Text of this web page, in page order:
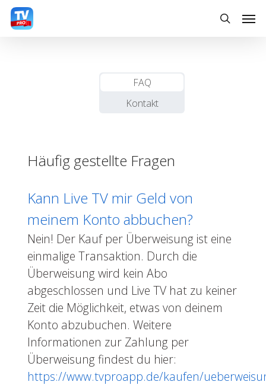
Skip
search
FAQ
Kontakt
Häufig gestellte Fragen
Kann Live TV mir Geld von
meinem Konto abbuchen?
Nein! Der Kauf per Überweisung ist eine
einmalige Transaktion. Durch die
Überweisung wird kein Abo
abgeschlossen und Live TV hat zu keiner
Zeit die Möglichkeit, etwas von deinem
Konto abzubuchen. Weitere
Informationen zur Zahlung per
Überweisung findest du hier:
https://www.tvproapp.de/kaufen/